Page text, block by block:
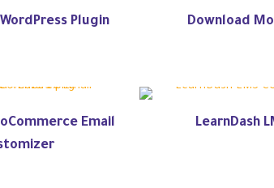
Download
Plugin
LearnDash
Email